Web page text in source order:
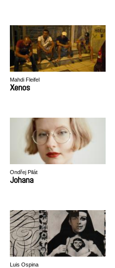
Mahdi Fleifel
Xenos
Ondřej Pilát
Johana
Luis Ospina